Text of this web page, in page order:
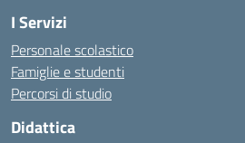
I Servizi
Personale scolastico
Famiglie e studenti
Percorsi di studio
Didattica